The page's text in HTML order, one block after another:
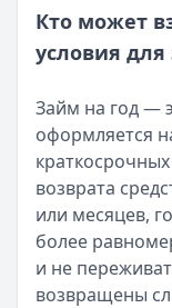
Кратко:
Категория:МФО
Смс о
Кратко:Пришло
Опубликовано:23
Категория:МФО
Читать новость
Все новости
Кто может
условия для
Займ на год —
оформляется
возврата
или месяцев,
более
и не
возвращены